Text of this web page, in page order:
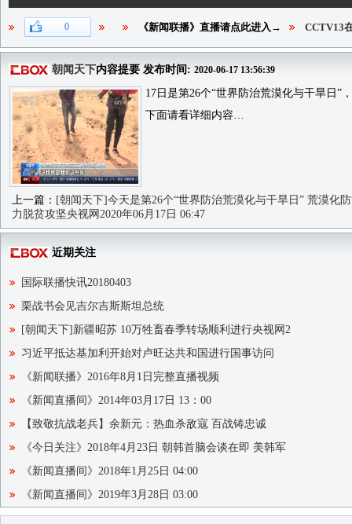
0 《新闻联播》直播请点此进入→ CCTV13
朝闻天下内容提要 发布时间: 2020-06-17 13:56:39
17日是第26个“世界防治荒漠化与干旱日”
下面请看详细内容…
上一篇： [朝闻天下]今天是第26个“世界防治荒漠化与干旱日” 荒漠化
力脱贫攻坚央视网2020年06月17日 06:47
近期关注
国际联播快讯20180403
栗战书会见吉尔吉斯斯坦总统
[朝闻天下]新疆昭苏 10万牲畜春季转场顺利进行央视网2
习近平抵达基加利开始对卢旺达共和国进行国事访问
《新闻联播》2016年8月1日完整直播视频
《新闻直播间》2014年03月17日 13：00
【致敬抗战老兵】余新元：热血杀敌寇 百战铸忠诚
《今日关注》2018年4月23日 朝韩首脑会谈在即 美韩军
《新闻直播间》2018年1月25日 04:00
《新闻直播间》2019年3月28日 03:00